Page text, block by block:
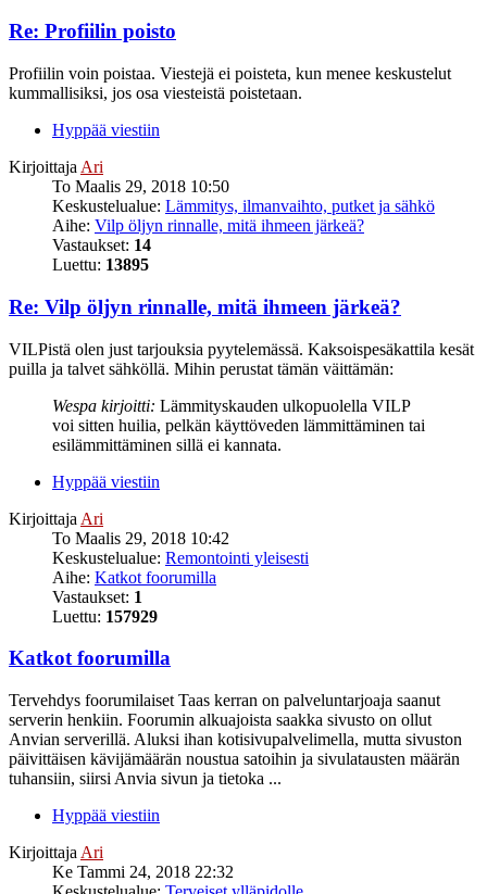
Re: Profiilin poisto
Profiilin voin poistaa. Viestejä ei poisteta, kun menee keskustelut
kummallisiksi, jos osa viesteistä poistetaan.
Hyppää viestiin
Kirjoittaja Ari
To Maalis 29, 2018 10:50
Keskustelualue: Lämmitys, ilmanvaihto, putket ja sähkö
Aihe: Vilp öljyn rinnalle, mitä ihmeen järkeä?
Vastaukset: 14
Luettu: 13895
Re: Vilp öljyn rinnalle, mitä ihmeen järkeä?
VILPistä olen just tarjouksia pyytelemässä. Kaksoispesäkattila kesät
puilla ja talvet sähköllä. Mihin perustat tämän väittämän:
Wespa kirjoitti: Lämmityskauden ulkopuolella VILP
voi sitten huilia, pelkän käyttöveden lämmittäminen tai
esilämmittäminen sillä ei kannata.
Hyppää viestiin
Kirjoittaja Ari
To Maalis 29, 2018 10:42
Keskustelualue: Remontointi yleisesti
Aihe: Katkot foorumilla
Vastaukset: 1
Luettu: 157929
Katkot foorumilla
Tervehdys foorumilaiset Taas kerran on palveluntarjoaja saanut
serverin henkiin. Foorumin alkuajoista saakka sivusto on ollut
Anvian serverillä. Aluksi ihan kotisivupalvelimella, mutta sivuston
päivittäisen kävijämäärän noustua satoihin ja sivulatausten määrän
tuhansiin, siirsi Anvia sivun ja tietoka ...
Hyppää viestiin
Kirjoittaja Ari
Ke Tammi 24, 2018 22:32